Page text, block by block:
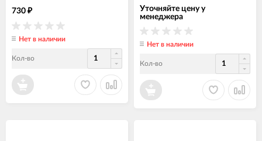
730 ₽
Нет в наличии
Кол-во
Уточняйте цену у
менеджера
Нет в наличии
Кол-во